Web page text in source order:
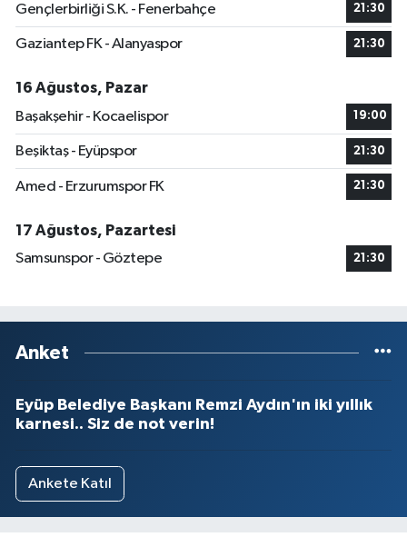
Gençlerbirliği S.K. - Fenerbahçe 21:30
Gaziantep FK - Alanyaspor 21:30
16 Ağustos, Pazar
Başakşehir - Kocaelispor
19:00
Beşiktaş - Eyüpspor 21:30
Amed - Erzurumspor FK 21:30
17 Ağustos, Pazartesi
Samsunspor - Göztepe
21:30
Anket
Eyüp Belediye Başkanı Remzi Aydın'ın iki yıllık
karnesi.. Siz de not verin!
Ankete Katıl